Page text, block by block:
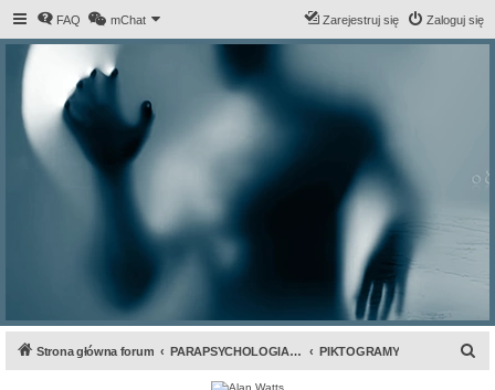
FAQ mChat Zaloguj się
Zarejestruj się
Strona główna forum PARAPSYCHOLOGIA & ANOMALIA PIKTOGRAMY